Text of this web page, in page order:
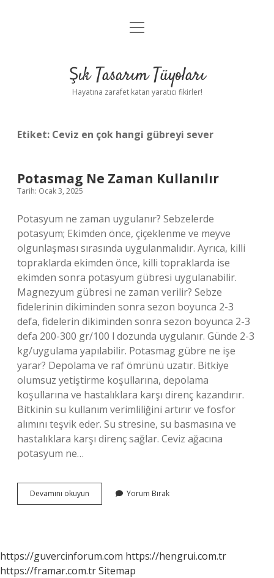
Anasayfa
Yasal Uyarı
menüyü
Şık Tasarım Tüyoları
Hayatına zarafet katan yaratıcı fikirler!
Etiket: Ceviz en çok hangi gübreyi sever
Potasmag Ne Zaman Kullanılır
Tarih: Ocak 3, 2025
Potasyum ne zaman uygulanır? Sebzelerde
potasyum; Ekimden önce, çiçeklenme ve meyve
olgunlaşması sırasında uygulanmalıdır. Ayrıca, killi
topraklarda ekimden önce, killi topraklarda ise
ekimden sonra potasyum gübresi uygulanabilir.
Magnezyum gübresi ne zaman verilir? Sebze
fidelerinin dikiminden sonra sezon boyunca 2-3
defa, fidelerin dikiminden sonra sezon boyunca 2-3
defa 200-300 gr/100 l dozunda uygulanır. Günde 2-3
kg/uygulama yapılabilir. Potasmag gübre ne işe
yarar? Depolama ve raf ömrünü uzatır. Bitkiye
olumsuz yetiştirme koşullarına, depolama
koşullarına ve hastalıklara karşı direnç kazandırır.
Bitkinin su kullanım verimliliğini artırır ve fosfor
alımını teşvik eder. Su stresine, su basmasına ve
hastalıklara karşı direnç sağlar. Ceviz ağacına
potasyum ne…
Devamını okuyun Potasmag
Ne
Yorum Bırak
https://guvercinforum.com https://hengrui.com.tr
https://framar.com.trSitemap